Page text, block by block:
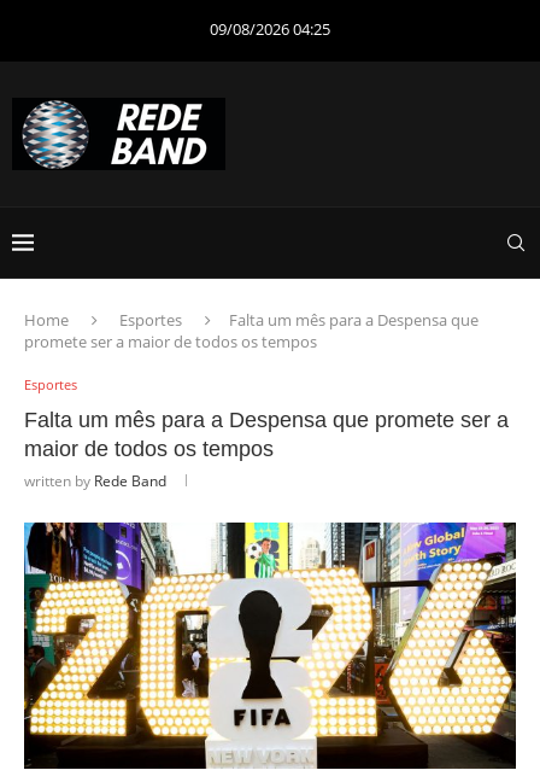
09/08/2026 04:25
Home Esportes
Falta um mês para a Despensa que
promete ser a maior de todos os tempos
Esportes
Falta um mês para a Despensa que promete ser a
maior de todos os tempos
written by Rede Band